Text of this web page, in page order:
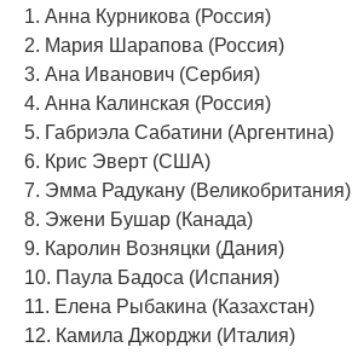
1. Анна Курникова (Россия)
2. Мария Шарапова (Россия)
3. Ана Иванович (Сербия)
4. Анна Калинская (Россия)
5. Габриэла Сабатини (Аргентина)
6. Крис Эверт (США)
7. Эмма Радукану (Великобритания)
8. Эжени Бушар (Канада)
9. Каролин Возняцки (Дания)
10. Паула Бадоса (Испания)
11. Елена Рыбакина (Казахстан)
12. Камила Джорджи (Италия)